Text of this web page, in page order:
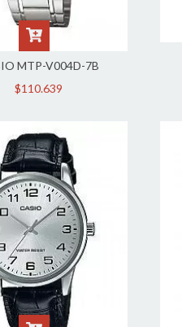
MTP-V004D-7B
$110.639